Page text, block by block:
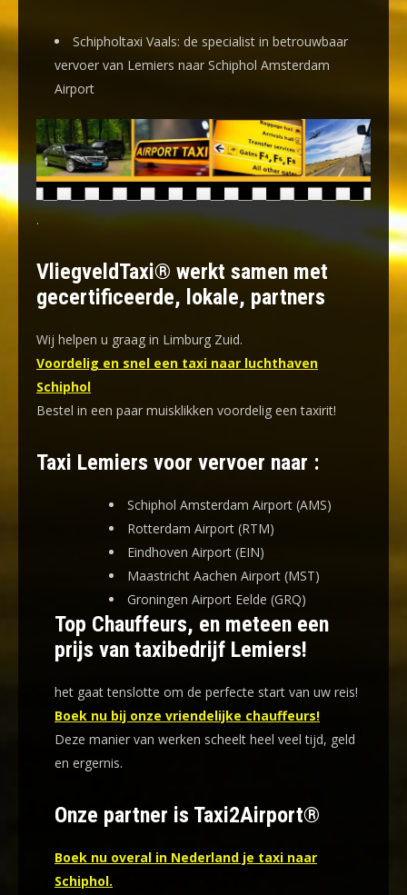
Schipholtaxi Vaals: de specialist in betrouwbaar
vervoer van Lemiers naar Schiphol Amsterdam
Airport
.
VliegveldTaxi® werkt samen met
gecertificeerde, lokale, partners
Wij helpen u graag in Limburg Zuid.
Voordelig en snel een taxi naar luchthaven
Schiphol
Bestel in een paar muisklikken voordelig een taxirit!
Taxi Lemiers voor vervoer naar :
Schiphol Amsterdam Airport (AMS)
Rotterdam Airport (RTM)
Eindhoven Airport (EIN)
Maastricht Aachen Airport (MST)
Groningen Airport Eelde (GRQ)
Top Chauffeurs, en meteen een
prijs van taxibedrijf Lemiers!
het gaat tenslotte om de perfecte start van uw reis!
Boek nu bij onze vriendelijke chauffeurs!
Deze manier van werken scheelt heel veel tijd, geld
en ergernis.
Onze partner is Taxi2Airport®
Boek nu overal in Nederland je taxi naar
Schiphol.